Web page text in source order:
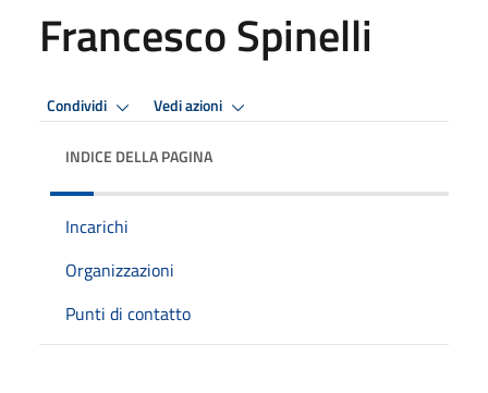
Francesco Spinelli
Condividi Vedi azioni
INDICE DELLA PAGINA
Incarichi
Organizzazioni
Punti di contatto